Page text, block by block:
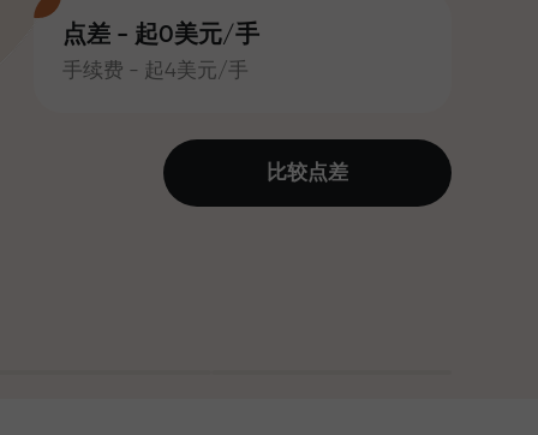
点差 - 起0美元/手
手续费 - 起4美元/手
比较点差